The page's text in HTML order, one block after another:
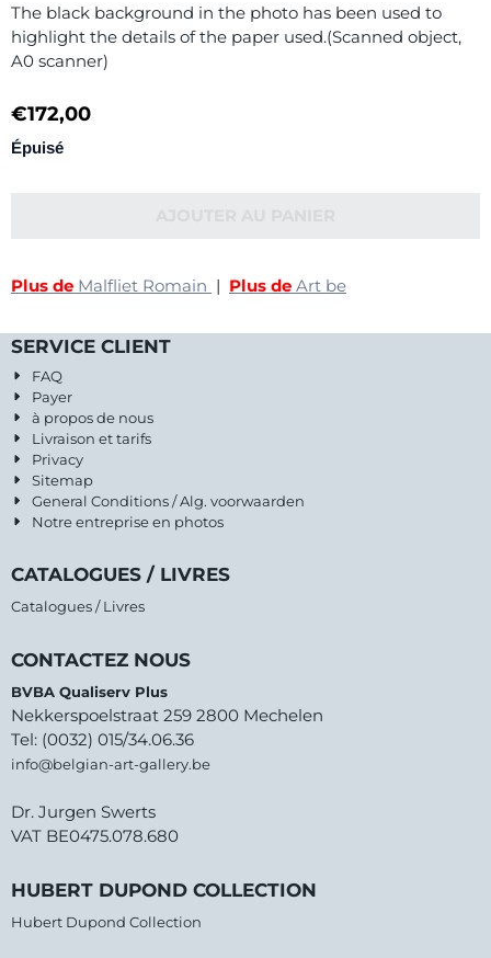
The black background in the photo has been used to
highlight the details of the paper used.(Scanned object,
A0 scanner)
€172,00
Épuisé
Plus de Malfliet Romain | Plus de Art be
SERVICE CLIENT
FAQ
Payer
à propos de nous
Livraison et tarifs
Privacy
Sitemap
General Conditions / Alg. voorwaarden
Notre entreprise en photos
CATALOGUES / LIVRES
Catalogues / Livres
CONTACTEZ NOUS
BVBA Qualiserv Plus
Nekkerspoelstraat 259 2800 Mechelen
Tel: (0032) 015/34.06.36
info@belgian-art-gallery.be
Dr. Jurgen Swerts
VAT BE0475.078.680
HUBERT DUPOND COLLECTION
Hubert Dupond Collection